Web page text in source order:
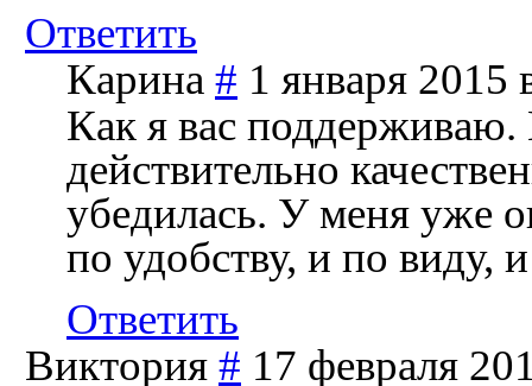
Ответить
Карина # 1 января 2015
Как я вас
действительно
убедилась. У меня уже
по удобству, и по виду,
Ответить
Виктория # 17 февраля